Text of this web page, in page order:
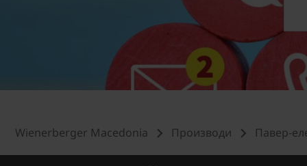
Wienerberger Macedonia Производи Павер-